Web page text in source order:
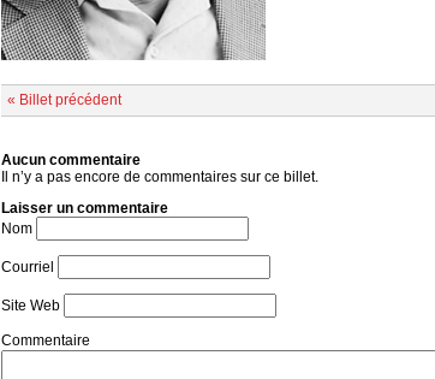
« Billet précédent
Aucun commentaire
Il n’y a pas encore de commentaires sur ce billet.
Laisser un commentaire
Nom
Courriel
Site Web
Commentaire